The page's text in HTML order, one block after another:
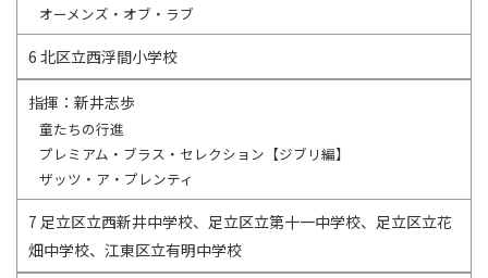
オーメンズ・オブ・ラブ
6 北区立西浮間小学校
指揮：新井志歩
童たちの行進
プレミアム・ブラス・セレクション【ジブリ編】
ザッツ・ア・プレンティ
7 足立区立西新井中学校、足立区立第十一中学校、足立区立花
畑中学校、江東区立有明中学校